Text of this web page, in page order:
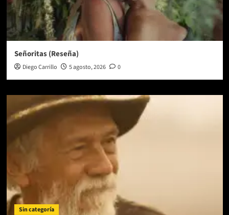
Señoritas (Reseña)
Diego Carrillo 5 agosto, 2026 0
Sin categoría